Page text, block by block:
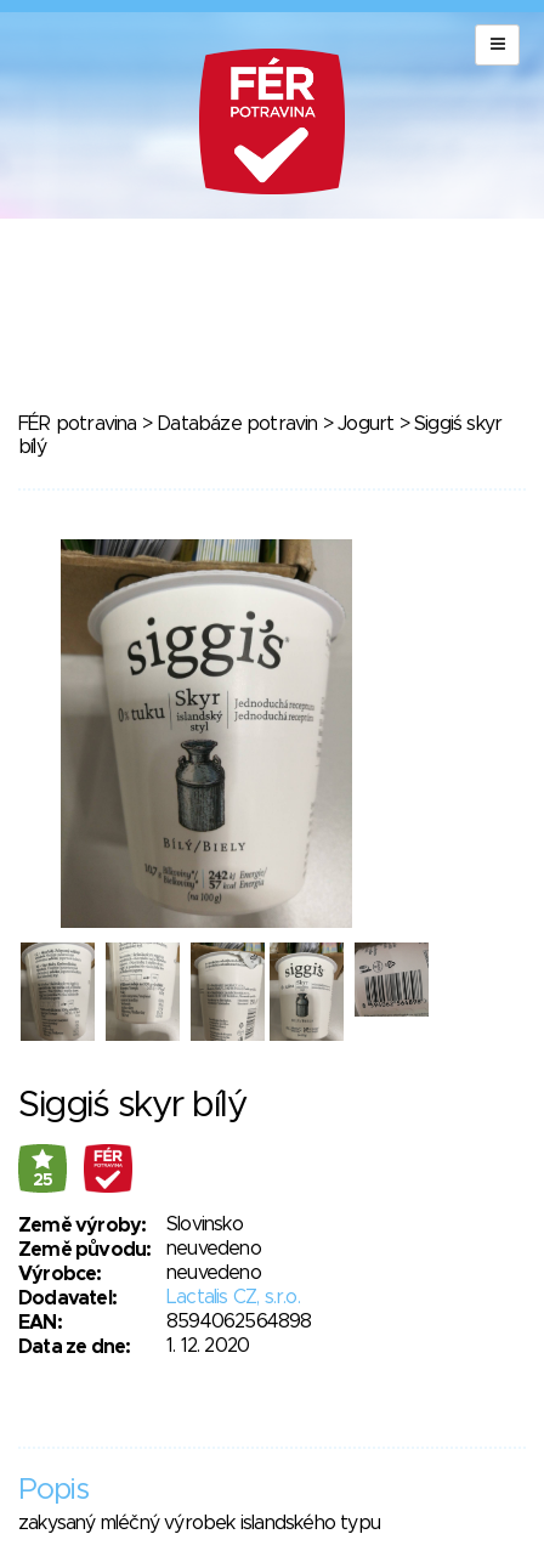
FÉR potravina > Databáze potravin >Jogurt > Siggiś skyr
bílý
Siggiś skyr bílý
25
Země výroby:
Slovinsko
Země původu:
neuvedeno
Výrobce:
neuvedeno
Dodavatel:
Lactalis CZ, s.r.o.
EAN:
8594062564898
Data ze dne:
1. 12. 2020
Popis
zakysaný mléčný výrobek islandského typu